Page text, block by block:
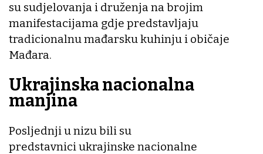
su sudjelovanja i druženja na brojim
manifestacijama gdje predstavljaju
tradicionalnu mađarsku kuhinju i običaje
Mađara.
Ukrajinska nacionalna
manjina
Posljednji u nizu bili su
predstavnici ukrajinske nacionalne